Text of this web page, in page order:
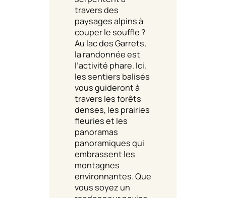
travers des
paysages alpins à
couper le souffle ?
Au lac des Garrets,
la randonnée est
l’activité phare. Ici,
les sentiers balisés
vous guideront à
travers les forêts
denses, les prairies
fleuries et les
panoramas
panoramiques qui
embrassent les
montagnes
environnantes. Que
vous soyez un